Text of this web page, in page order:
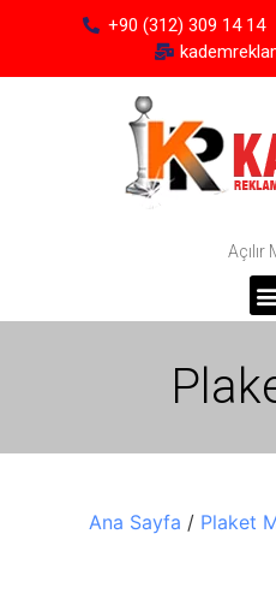
+90 (312) 309 14 14
Açılır
Ana Sayfa / Plaket